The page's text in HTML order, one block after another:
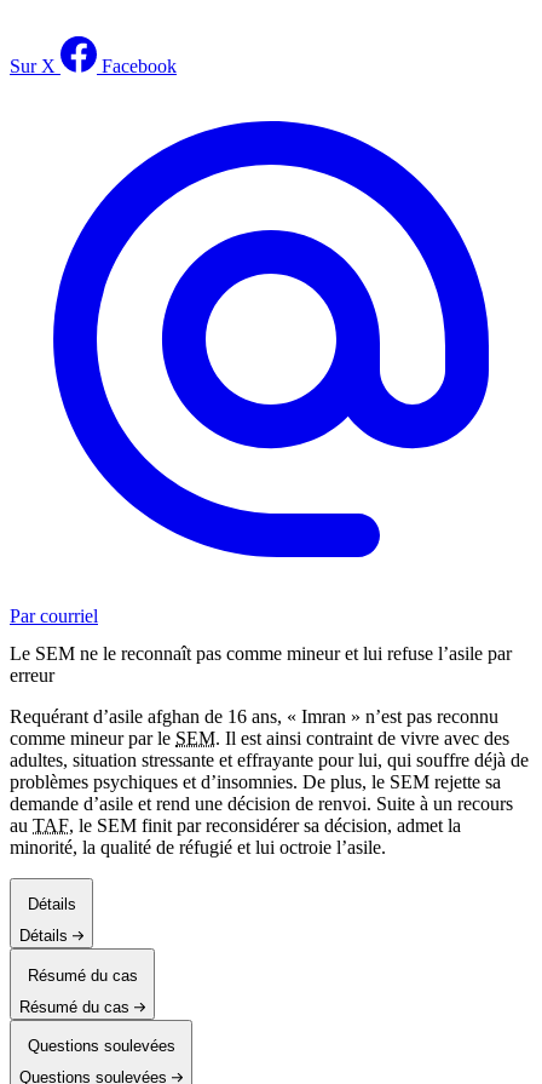
Sur X Facebook
Par courriel
Le SEM ne le reconnaît pas comme mineur et lui refuse l’asile par
erreur
Requérant d’asile afghan de 16 ans, « Imran » n’est pas reconnu
comme mineur par le SEM. Il est ainsi contraint de vivre avec des
adultes, situation stressante et effrayante pour lui, qui souffre déjà de
problèmes psychiques et d’insomnies. De plus, le SEM rejette sa
demande d’asile et rend une décision de renvoi. Suite à un recours
au TAF, le SEM finit par reconsidérer sa décision, admet la
minorité, la qualité de réfugié et lui octroie l’asile.
Détails
Détails
Résumé du cas
Résumé du cas
Questions soulevées
Questions soulevées